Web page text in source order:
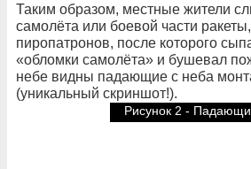
Таким образом, местные жители
самолёта или боевой части
пиропатронов, после которого
«обломки самолёта» и бушевал
небе видны падающие с неба
(уникальный скриншот!).
Рисунок 2 -